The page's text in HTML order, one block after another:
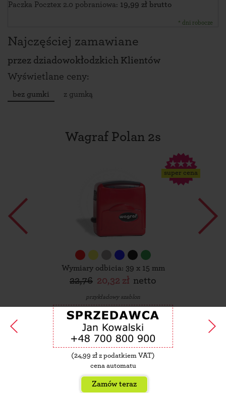
Paczka Pocztex 2.0 pobraniowa: 19,99 zł brutto
* dni robocze
Najczęściej zamawiane
przez dziadowokłodzkich Klientów
Wyświetlane ceny:
bez gumki z gumką
Wagraf Polan 2s
super cena
Wymiary odbicia: 39 x 15 mm
22,76 20,32 zł netto
przykładowy szablon
(24,99 zł z podatkiem VAT)
cena automatu
Zamów teraz